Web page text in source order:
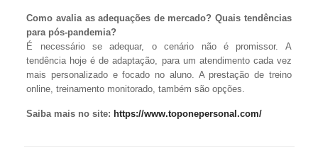
Como avalia as adequações de mercado? Quais tendências
para pós-pandemia?
É necessário se adequar, o cenário não é promissor. A
tendência hoje é de adaptação, para um atendimento cada vez
mais personalizado e focado no aluno. A prestação de treino
online, treinamento monitorado, também são opções.
Saiba mais no site: https://www.toponepersonal.com/